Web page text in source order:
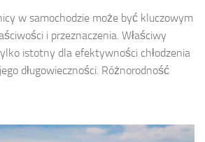
w samochodzie może być kluczowym
i przeznaczenia. Właściwy
istotny dla efektywności chłodzenia
długowieczności. Różnorodność